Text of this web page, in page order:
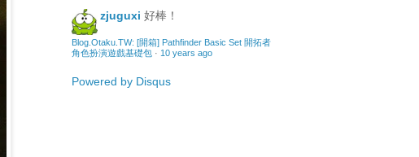
zjuguxi 好棒！
Blog.Otaku.TW: [開箱] Pathfinder Basic Set 開拓者
角色扮演遊戲基礎包 · 10 years ago
Powered by Disqus